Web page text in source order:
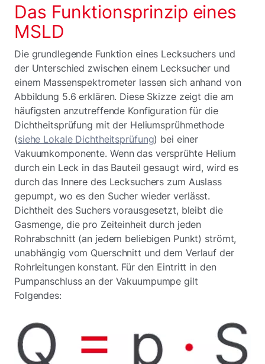
Das Funktionsprinzip eines
MSLD
Die grundlegende Funktion eines Lecksuchers und
der Unterschied zwischen einem Lecksucher und
einem Massenspektrometer lassen sich anhand von
Abbildung 5.6 erklären. Diese Skizze zeigt die am
häufigsten anzutreffende Konfiguration für die
Dichtheitsprüfung mit der Heliumsprühmethode
(siehe Lokale Dichtheitsprüfung) bei einer
Vakuumkomponente. Wenn das versprühte Helium
durch ein Leck in das Bauteil gesaugt wird, wird es
durch das Innere des Lecksuchers zum Auslass
gepumpt, wo es den Sucher wieder verlässt.
Dichtheit des Suchers vorausgesetzt, bleibt die
Gasmenge, die pro Zeiteinheit durch jeden
Rohrabschnitt (an jedem beliebigen Punkt) strömt,
unabhängig vom Querschnitt und dem Verlauf der
Rohrleitungen konstant. Für den Eintritt in den
Pumpanschluss an der Vakuumpumpe gilt
Folgendes: